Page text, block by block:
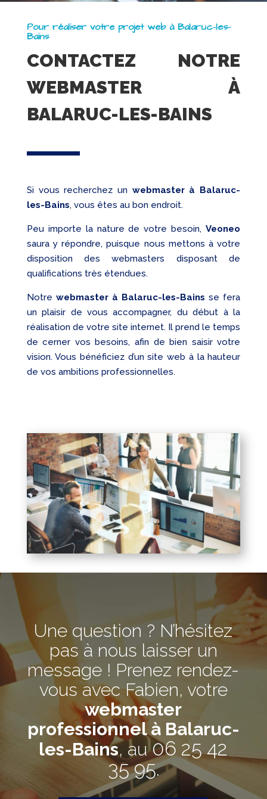
Pour réaliser votre projet web à Balaruc-les-
Bains
CONTACTEZ NOTRE
WEBMASTER À
BALARUC-LES-BAINS
Si vous recherchez un webmaster à Balaruc-
les-Bains, vous êtes au bon endroit.
Peu importe la nature de votre besoin,Veoneo
saura y répondre, puisque nous mettons à votre
disposition des webmasters disposant de
qualifications très étendues.
Notre webmaster à Balaruc-les-Bains se fera
un plaisir de vous accompagner, du début à la
réalisation de votre site internet. Il prend le temps
de cerner vos besoins, afin de bien saisir votre
vision. Vous bénéficiez d’un site web à la hauteur
de vos ambitions professionnelles.
Une question ? N’hésitez
pas à nous laisser un
message ! Prenez rendez-
vous avec Fabien, votre
webmaster
professionnel à Balaruc-
les-Bains, au06 25 42
35 95.